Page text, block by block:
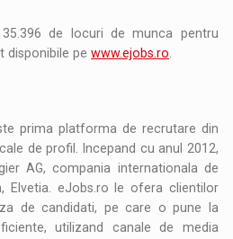
de locuri de munca pentru
disponibile pewww.ejobs.ro
prima platforma de recrutare din
de profil. Incepand cu anul 2012,
AG, compania internationala de
Elvetia. eJobs.ro le ofera clientilor
de candidati, pe care o pune la
utilizand canale de media